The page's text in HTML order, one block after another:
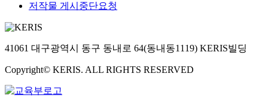
저작물 게시중단요청
41061 대구광역시 동구 동내로 64(동내동1119) KERIS빌딩
Copyright© KERIS. ALL RIGHTS RESERVED